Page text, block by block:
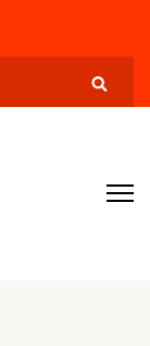
RECHERCHE